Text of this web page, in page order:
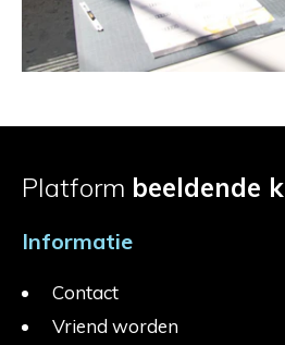
Platform beeldende
Informatie
Contact
Vriend worden